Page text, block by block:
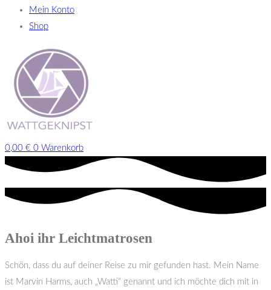
Mein Konto
Shop
0,00 € 0 Warenkorb
Ahoi ihr Leichtmatrosen
Schön, dass du auf deiner Reise zu mir gefunden hast. Mein Name
ist Marvin Harms, auch „Watti“ genannt und ich möchte dich mit in